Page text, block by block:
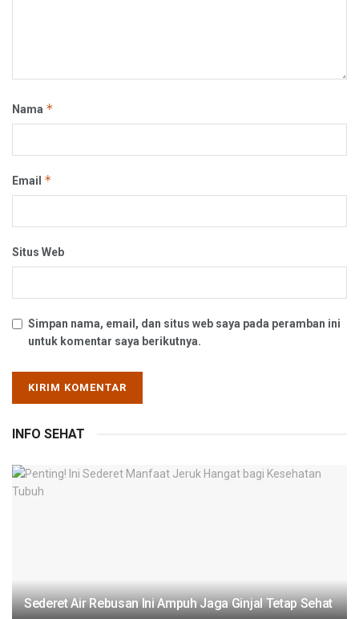
Nama *
Email *
Situs Web
Simpan nama, email, dan situs web saya pada peramban ini
untuk komentar saya berikutnya.
INFO SEHAT
Sederet Air Rebusan Ini Ampuh Jaga Ginjal Tetap Sehat